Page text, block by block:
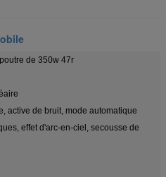
de 350w 47r
active de bruit, mode automatique
effet d'arc-en-ciel, secousse de